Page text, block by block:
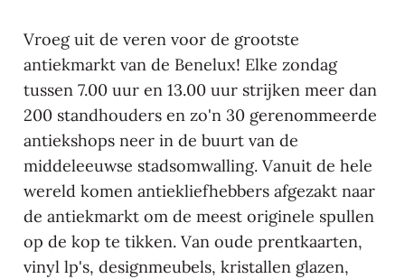
Vroeg uit de veren voor de grootste
antiekmarkt van de Benelux! Elke zondag
tussen 7.00 uur en 13.00 uur strijken meer dan
200 standhouders en zo'n 30 gerenommeerde
antiekshops neer in de buurt van de
middeleeuwse stadsomwalling. Vanuit de hele
wereld komen antiekliefhebbers afgezakt naar
de antiekmarkt om de meest originele spullen
op de kop te tikken. Van oude prentkaarten,
vinyl lp's, designmeubels, kristallen glazen,